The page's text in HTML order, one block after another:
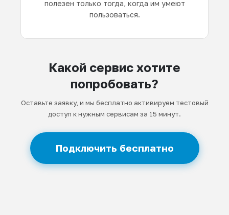
полезен только тогда, когда им умеют
пользоваться.
Какой сервис хотите
попробовать?
Оставьте заявку, и мы бесплатно активируем тестовый
доступ к нужным сервисам за 15 минут.
Подключить бесплатно